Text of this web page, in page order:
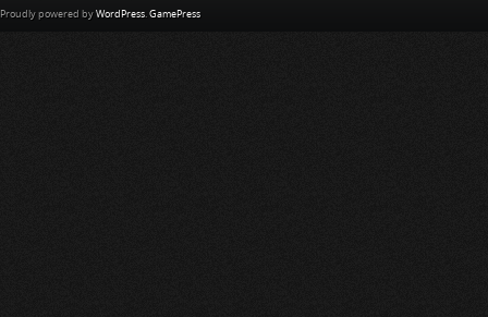
Proudly powered by WordPress. GamePress